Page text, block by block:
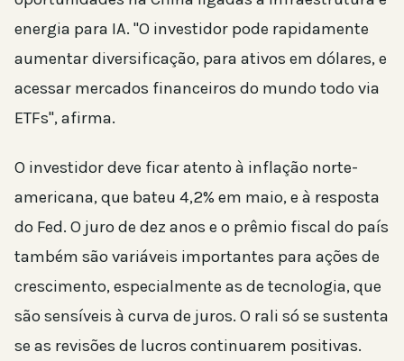
energia para IA. "O investidor pode rapidamente
aumentar diversificação, para ativos em dólares, e
acessar mercados financeiros do mundo todo via
ETFs", afirma.
O investidor deve ficar atento à inflação norte-
americana, que bateu 4,2% em maio, e à resposta
do Fed. O juro de dez anos e o prêmio fiscal do país
também são variáveis importantes para ações de
crescimento, especialmente as de tecnologia, que
são sensíveis à curva de juros. O rali só se sustenta
se as revisões de lucros continuarem positivas.